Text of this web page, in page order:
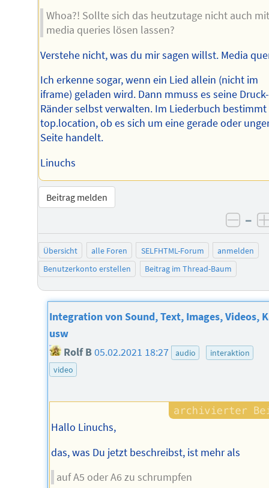
Whoa?! Sollte sich das heutzutage nicht auch mit
media queries lösen lassen?
Verstehe nicht, was du mir sagen willst. Media
Ich erkenne sogar, wenn ein Lied allein (nicht im
iframe) geladen wird. Dann mmuss es seine Druck-
Ränder selbst verwalten. Im Liederbuch bestimmt
top.location, ob es sich um eine gerade oder
Seite handelt.
Linuchs
Beitrag melden
–
Übersicht alle Foren SELFHTML-Forum
anmelden
Benutzerkonto erstellen
Beitrag im Thread-Baum
Integration von Sound, Text, Images, Videos,
usw
Rolf B05.02.2021 18:27 audio
interaktion
video
Hallo Linuchs,
das, was Du jetzt beschreibst, ist mehr als
auf A5 oder A6 zu schrumpfen